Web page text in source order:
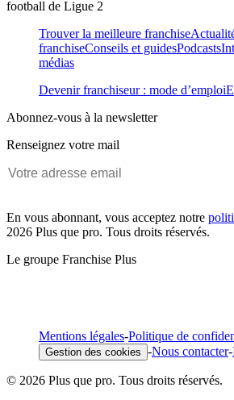
football de Ligue 2
Trouver la meilleure franchise
franchiseConseils et guidesPodcasts
médias
Devenir franchiseur : mode d’emploi
Abonnez-vous à la newsletter
Renseignez votre mail
En vous abonnant, vous acceptez notre
2026 Plus que pro. Tous droits réservés.
Le groupe Franchise Plus
Mentions légales-Politique de
Gestion des cookies -Nous contacter-
© 2026 Plus que pro. Tous droits réservés.